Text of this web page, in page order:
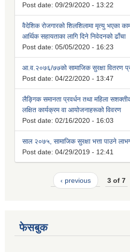
Post date: 09/29/2020 - 13:22
वैदेशिक रोजगारको शिलशिलामा मृत्यु भएका
आर्थिक सहायताका लागि दिने निवेदनको ढाँचा
Post date: 05/05/2020 - 16:23
आ.व.२०७६/७७को सामाजिक सुरक्षा वितरण
Post date: 04/22/2020 - 13:47
लैङ्गिक समानता प्रवर्धन तथा महिला
लक्षित कार्यक्रम वा आयोजनाहरूको विवरण
Post date: 02/16/2020 - 16:03
साल २०७५, सामाजिक सुरक्षा भत्ता पाउने
Post date: 04/29/2019 - 12:41
‹ previous 3 of 7
फेसबुक